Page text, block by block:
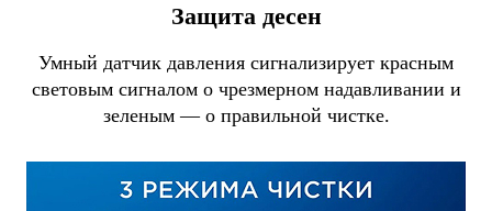
Защита десен
Умный датчик давления сигнализирует красным
световым сигналом о чрезмерном надавливании и
зеленым — о правильной чистке.